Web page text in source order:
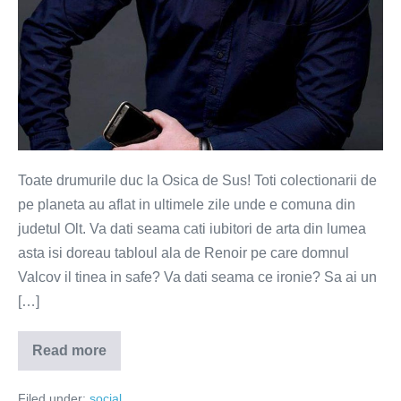
Toate drumurile duc la Osica de Sus! Toti colectionarii de
pe planeta au aflat in ultimele zile unde e comuna din
judetul Olt. Va dati seama cati iubitori de arta din lumea
asta isi doreau tabloul ala de Renoir pe care domnul
Valcov il tinea in safe? Va dati seama ce ironie? Sa ai un
[…]
Read more
Osica
de
Filed under: social